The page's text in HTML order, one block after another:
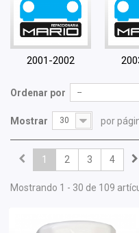
2001-2002
Ordenar por --
Mostrar 30 por
1 2 3 4
Mostrando 1 - 30 de 109